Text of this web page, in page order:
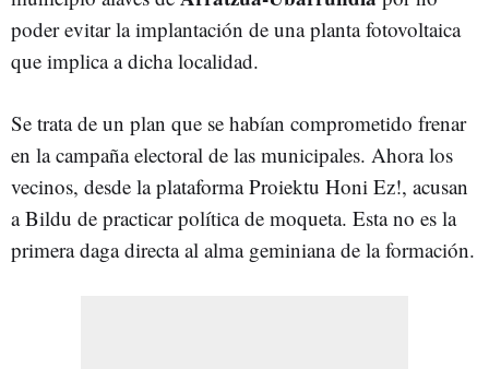
poder evitar la implantación de una planta fotovoltaica
que implica a dicha localidad.
Se trata de un plan que se habían comprometido frenar
en la campaña electoral de las municipales. Ahora los
vecinos, desde la plataforma Proiektu Honi Ez!, acusan
a Bildu de practicar política de moqueta. Esta no es la
primera daga directa al alma geminiana de la formación.